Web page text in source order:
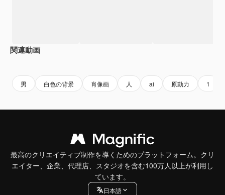
関連動画
男 白色の背景 肖像画 人 ai 原動力 1
最高のクリエイティブ制作を導くためのプラットフォーム。クリ
エイター、企業、代理店、スタジオを含む100万人以上が利用し
ています。
日本語